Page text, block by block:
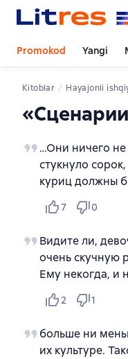
Promokod Yangi
Kitoblar hayajonli ishqiy
…Они ничего
стукнуло
куриц должны
7 0
Видите ли,
очень скучную
Ему некогда, и
2 1
больше ни
их культуре.